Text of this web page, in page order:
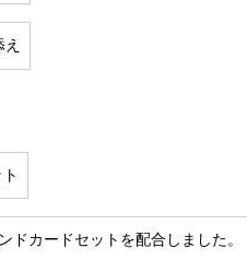
ドカードセットを配合しました。